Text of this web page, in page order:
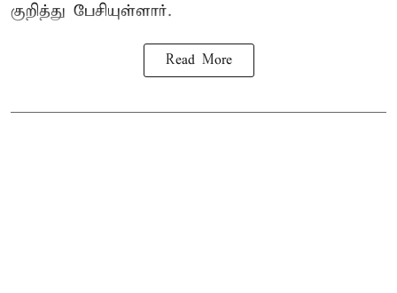
குறித்து பேசியுள்ளார்.
Read More